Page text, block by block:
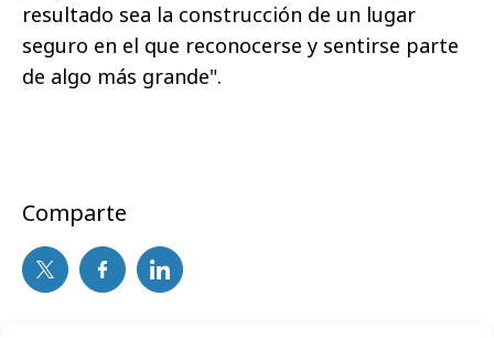
resultado sea la construcción de un lugar
seguro en el que reconocerse y sentirse parte
de algo más grande".
Comparte